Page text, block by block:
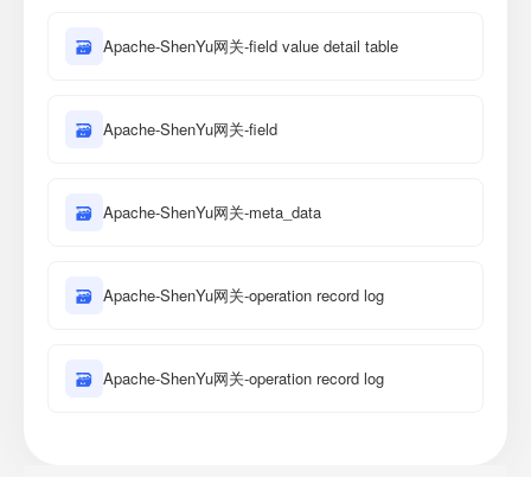
🗃 Apache-ShenYu网关-field value detail table
🗃 Apache-ShenYu网关-field
🗃 Apache-ShenYu网关-meta_data
🗃 Apache-ShenYu网关-operation record log
🗃 Apache-ShenYu网关-operation record log